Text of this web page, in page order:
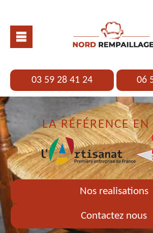
03 59 28 41 24 06
LA RÉFÉRENCE EN
Nos realisations
Contactez nous